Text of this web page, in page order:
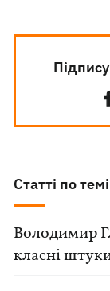
Статті по темі
Володимир
класні